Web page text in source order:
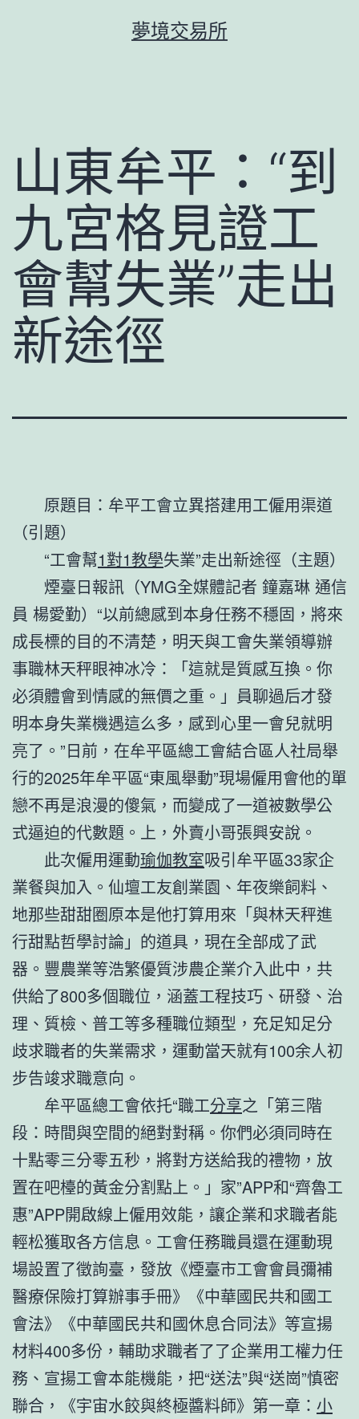
夢境交易所
山東牟平：“到
九宮格見證工
會幫失業”走出
新途徑
原題目：牟平工會立異搭建用工僱用渠道
（引題）
“工會幫1對1教學失業”走出新途徑（主題）
煙臺日報訊（YMG全媒體記者 鐘嘉琳 通信
員 楊愛勤）“以前總感到本身任務不穩固，將來
成長標的目的不清楚，明天與工會失業領導辦
事職林天秤眼神冰冷：「這就是質感互換。你
必須體會到情感的無價之重。」員聊過后才發
明本身失業機遇這么多，感到心里一會兒就明
亮了。”日前，在牟平區總工會結合區人社局舉
行的2025年牟平區“東風舉動”現場僱用會他的單
戀不再是浪漫的傻氣，而變成了一道被數學公
式逼迫的代數題。上，外賣小哥張興安說。
此次僱用運動瑜伽教室吸引牟平區33家企
業餐與加入。仙壇工友創業園、年夜樂飼料、
地那些甜甜圈原本是他打算用來「與林天秤進
行甜點哲學討論」的道具，現在全部成了武
器。豐農業等浩繁優質涉農企業介入此中，共
供給了800多個職位，涵蓋工程技巧、研發、治
理、質檢、普工等多種職位類型，充足知足分
歧求職者的失業需求，運動當天就有100余人初
步告竣求職意向。
牟平區總工會依托“職工分享之「第三階
段：時間與空間的絕對對稱。你們必須同時在
十點零三分零五秒，將對方送給我的禮物，放
置在吧檯的黃金分割點上。」家”APP和“齊魯工
惠”APP開啟線上僱用效能，讓企業和求職者能
輕松獲取各方信息。工會任務職員還在運動現
場設置了徵詢臺，發放《煙臺市工會會員彌補
醫療保險打算辦事手冊》《中華國民共和國工
會法》《中華國民共和國休息合同法》等宣揚
材料400多份，輔助求職者了了企業用工權力任
務、宣揚工會本能機能，把“送法”與“送崗”慎密
聯合，《宇宙水餃與終極醬料師》第一章： 小